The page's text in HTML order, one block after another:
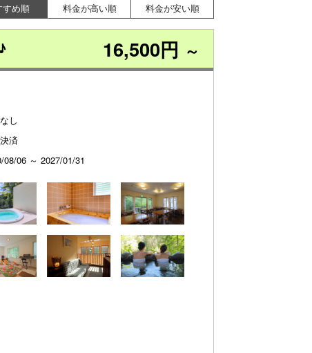
すめ順 料金が高い順 料金が安い順
16,500円 ～
し
済
08/06 ～ 2027/01/31